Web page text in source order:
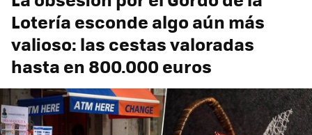
Lotería esconde algo aún más
valioso: las cestas valoradas
hasta en 800.000 euros